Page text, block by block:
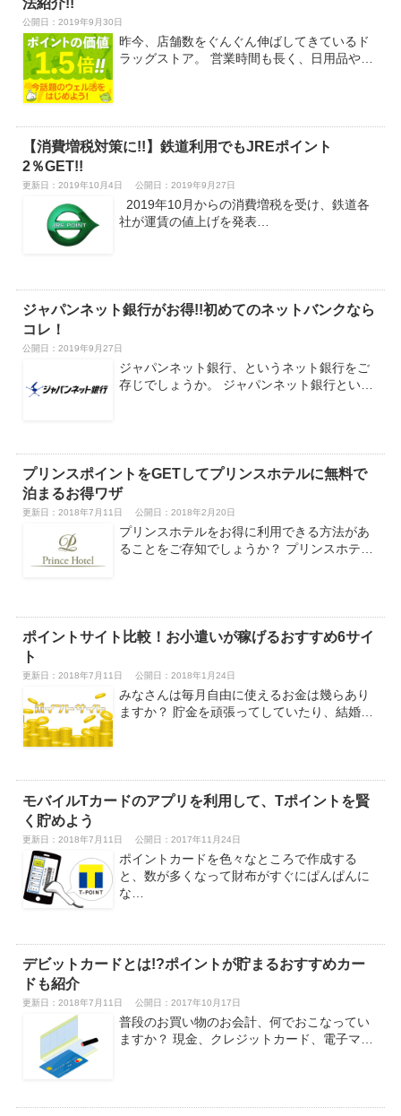
公開日： 2019年9月30日
昨今、店舗数をぐんぐん伸ばしてきているド
ラッグストア。 営業時間も長く、日用品や…
【消費増税対策に!!】鉄道利用でもJREポイント
2％GET!!
更新日：2019年10月4日 公開日：2019年9月27日
2019年10月からの消費増税を受け、鉄道各
社が運賃の値上げを発表…
ジャパンネット銀行がお得!!初めてのネットバンクなら
コレ！
公開日： 2019年9月27日
ジャパンネット銀行、というネット銀行をご
存じでしょうか。 ジャパンネット銀行とい…
プリンスポイントをGETしてプリンスホテルに無料で
泊まるお得ワザ
更新日：2018年7月11日 公開日：2018年2月20日
プリンスホテルをお得に利用できる方法があ
ることをご存知でしょうか？ プリンスホテ…
ポイントサイト比較！お小遣いが稼げるおすすめ6サイ
ト
更新日：2018年7月11日 公開日：2018年1月24日
みなさんは毎月自由に使えるお金は幾らあり
ますか？ 貯金を頑張ってしていたり、結婚…
モバイルTカードのアプリを利用して、Tポイントを賢
く貯めよう
更新日：2018年7月11日 公開日：2017年11月24日
ポイントカードを色々なところで作成する
と、数が多くなって財布がすぐにぱんぱんに
な…
デビットカードとは!?ポイントが貯まるおすすめカー
ドも紹介
更新日：2018年7月11日 公開日：2017年10月17日
普段のお買い物のお会計、何でおこなってい
ますか？ 現金、クレジットカード、電子マ…